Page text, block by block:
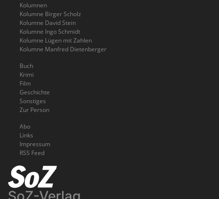
Kolumnen
Kolumne Birger Scholz
Kolumne David Stein
Kolumne Ingo Schmidt
Kolumne Lügen mit Zahlen
Kolumne Manfred Dietenberger
Buch
Krimi
Film
Geschichte
Sonstiges
Zur Person
Abo
Links
Impressum
RSS Feed